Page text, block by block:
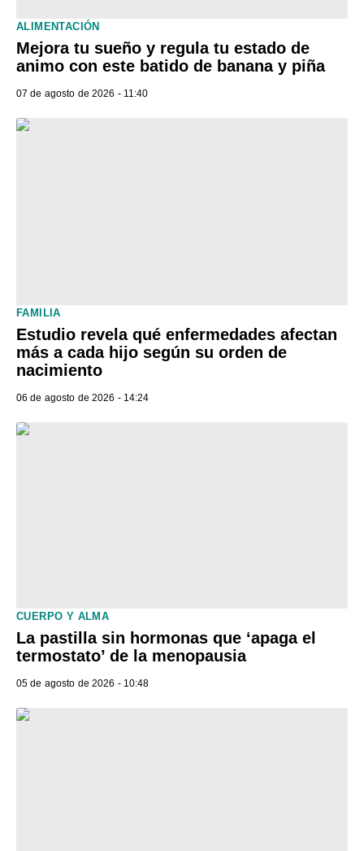
ALIMENTACIÓN
Mejora tu sueño y regula tu estado de
animo con este batido de banana y piña
07 de agosto de 2026 - 11:40
FAMILIA
Estudio revela qué enfermedades afectan
más a cada hijo según su orden de
nacimiento
06 de agosto de 2026 - 14:24
CUERPO Y ALMA
La pastilla sin hormonas que ‘apaga el
termostato’ de la menopausia
05 de agosto de 2026 - 10:48